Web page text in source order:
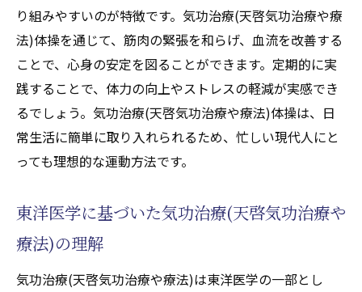
もたらす心の平穏
心の平穏を得るための気功治療(天啓気功治
療や療法)の活用法
座禅で得られるメンタルヘルスの効果
気功治療(天啓気功治療や療法)を取り入れた
心の健康法
気功治療(天啓気功治療や療法)と座禅の実践
による心の落ち着き
気功治療(天啓気功治療や療法)気を利用した
心のリラクゼーション
り組みやすいのが特徴です。気功治療(天啓気功治療や療
法)体操を通じて、筋肉の緊張を和らげ、血流を改善する
ことで、心身の安定を図ることができます。定期的に実
践することで、体力の向上やストレスの軽減が実感でき
るでしょう。気功治療(天啓気功治療や療法)体操は、日
常生活に簡単に取り入れられるため、忙しい現代人にと
っても理想的な運動方法です。
東洋医学に基づいた気功治療(天啓気功治療や
療法)の理解
気功治療(天啓気功治療や療法)は東洋医学の一部とし